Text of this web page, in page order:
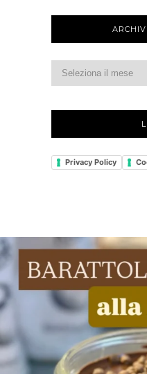
Privacy Policy